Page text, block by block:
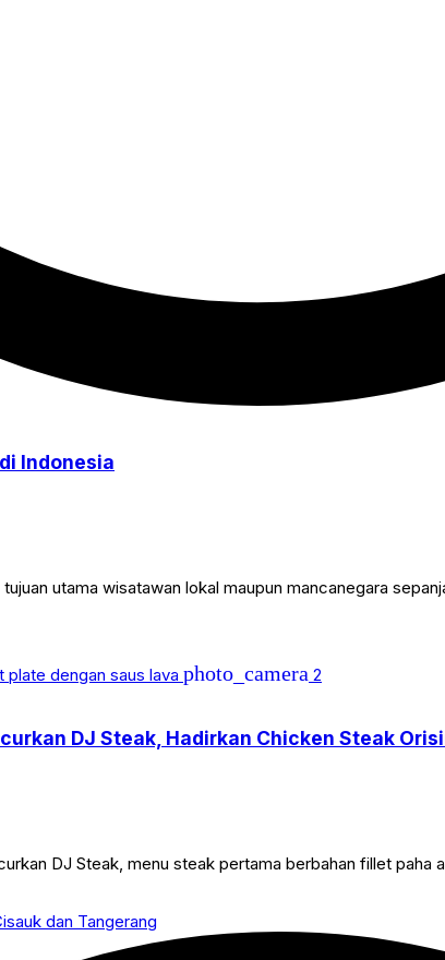
Indonesia
utama wisatawan lokal maupun mancanegara
photo_camera 2
DJ Steak, Hadirkan Chicken Steak
DJ Steak, menu steak pertama berbahan fillet